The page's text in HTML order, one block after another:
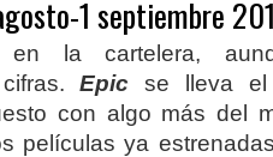
1 septiembre
en la cartelera,
cifras.Epic se lleva
con algo más del
películas ya